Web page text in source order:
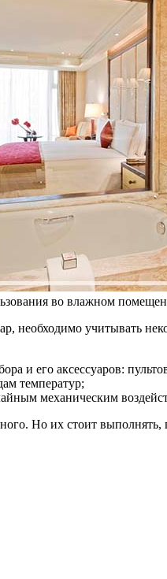
во влажном
необходимо учитывать
и его аксессуаров:
температур;
механическим
Но их стоит